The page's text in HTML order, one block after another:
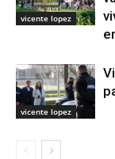
vicente lopez
vicente lopez